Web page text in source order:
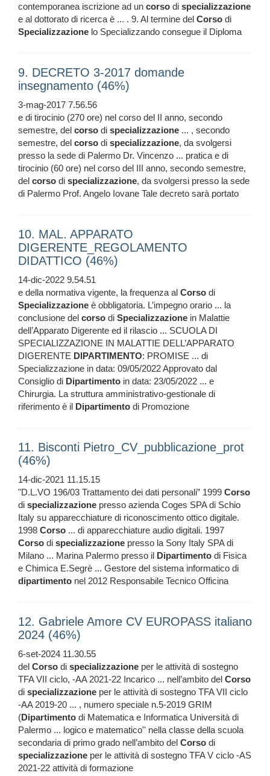
contemporanea iscrizione ad un corso di specializzazione
e al dottorato di ricerca è ... . 9. Al termine del Corso di
Specializzazione lo Specializzando consegue il Diploma
9. DECRETO 3-2017 domande
insegnamento (46%)
3-mag-2017 7.56.56
e di tirocinio (270 ore) nel corso del II anno, secondo
semestre, del corso di specializzazione ... , secondo
semestre, del corso di specializzazione, da svolgersi
presso la sede di Palermo Dr. Vincenzo ... pratica e di
tirocinio (60 ore) nel corso del III anno, secondo semestre,
del corso di specializzazione, da svolgersi presso la sede
di Palermo Prof. Angelo Iovane Tale decreto sarà portato
10. MAL. APPARATO
DIGERENTE_REGOLAMENTO
DIDATTICO (46%)
14-dic-2022 9.54.51
e della normativa vigente, la frequenza al Corso di
Specializzazione è obbligatoria. L’impegno orario ... la
conclusione del corso di Specializzazione in Malattie
dell’Apparato Digerente ed il rilascio ... SCUOLA DI
SPECIALIZZAZIONE IN MALATTIE DELL’APPARATO
DIGERENTE DIPARTIMENTO: PROMISE ... di
Specializzazione in data: 09/05/2022 Approvato dal
Consiglio di Dipartimento in data: 23/05/2022 ... e
Chirurgia. La struttura amministrativo-gestionale di
riferimento è il Dipartimento di Promozione
11. Bisconti Pietro_CV_pubblicazione_prot
(46%)
14-dic-2021 11.15.15
"D.L.VO 196/03 Trattamento dei dati personali” 1999 Corso
di specializzazione presso azienda Coges SPA di Schio
Italy su apparecchiature di riconoscimento ottico digitale.
1998 Corso ... di apparecchiature audio digitali. 1997
Corso di specializzazione presso la Sony Italy SPA di
Milano ... Marina Palermo presso il Dipartimento di Fisica
e Chimica E.Segrè ... Gestore del sistema informatico di
dipartimento nel 2012 Responsabile Tecnico Officina
12. Gabriele Amore CV EUROPASS italiano
2024 (46%)
6-set-2024 11.30.55
del Corso di specializzazione per le attività di sostegno
TFA VII ciclo, -AA 2021-22 Incarico ... nell’ambito del Corso
di specializzazione per le attività di sostegno TFA VII ciclo
-AA 2019-20 ... , numero speciale n.5-2019 GRIM
(Dipartimento di Matematica e Informatica Università di
Palermo ... logico e matematico'' nella classe della scuola
secondaria di primo grado nell’ambito del Corso di
specializzazione per le attività di sostegno TFA V ciclo -AS
2021-22 attività di formazione